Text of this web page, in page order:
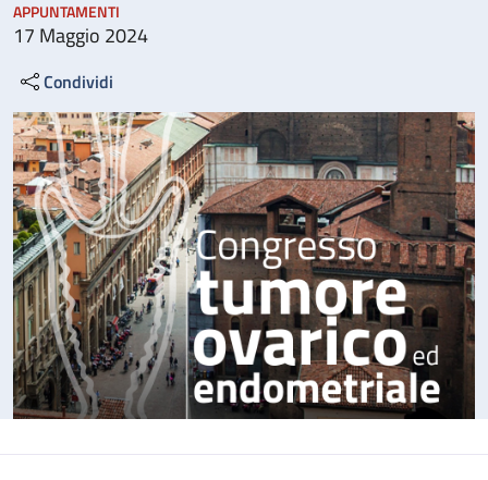
APPUNTAMENTI
17 Maggio 2024
Condividi